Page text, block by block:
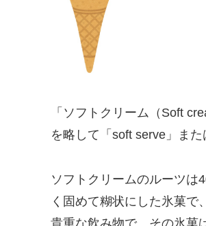
「ソフトクリーム（Soft
を略して「soft serve」また
ソフトクリームのルーツは
く固めて糊状にした氷菓で
貴重な飲み物で、その氷菓